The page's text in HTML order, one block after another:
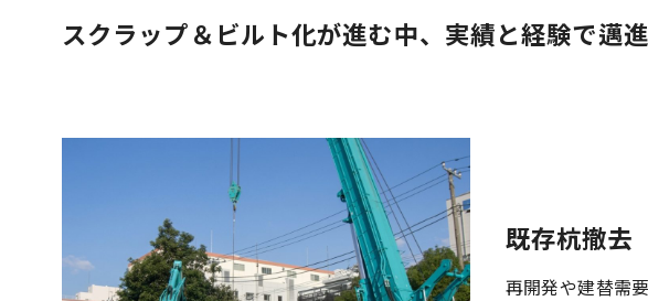
スクラップ＆ビルト化が進む中、実績と経験で邁
既存杭撤去
再開発や建替需